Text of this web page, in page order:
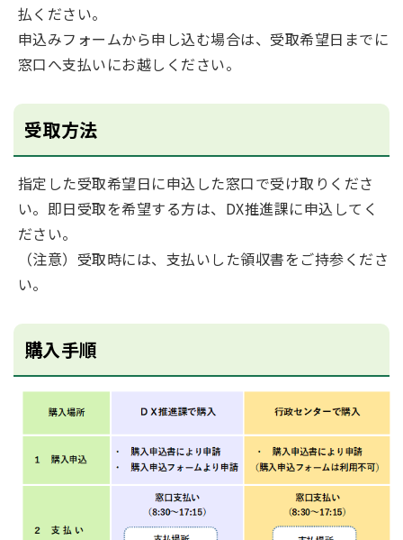
払ください。
申込みフォームから申し込む場合は、受取希望日までに
窓口へ支払いにお越しください。
受取方法
指定した受取希望日に申込した窓口で受け取りくださ
い。即日受取を希望する方は、DX推進課に申込してく
ださい。
（注意）受取時には、支払いした領収書をご持参くださ
い。
購入手順